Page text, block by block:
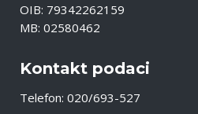
OIB: 79342262159
MB: 02580462
Kontakt podaci
Telefon: 020/693-527